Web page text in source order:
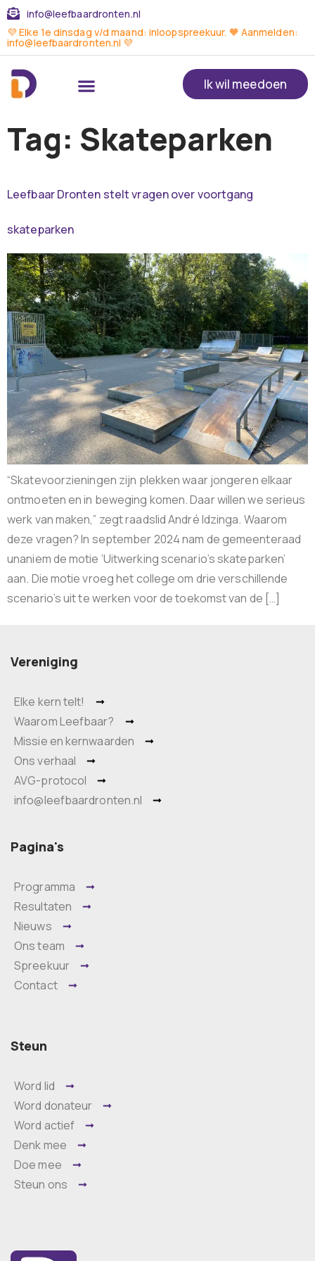
info@leefbaardronten.nl
💜 Elke 1e dinsdag v/d maand: inloopspreekuur. 🧡 Aanmelden:
info@leefbaardronten.nl 💜
Ik wil meedoen
Tag: Skateparken
Leefbaar Dronten stelt vragen over voortgang
skateparken
“Skatevoorzieningen zijn plekken waar jongeren elkaar
ontmoeten en in beweging komen. Daar willen we serieus
werk van maken,” zegt raadslid André Idzinga. Waarom
deze vragen? In september 2024 nam de gemeenteraad
unaniem de motie ‘Uitwerking scenario’s skateparken’
aan. Die motie vroeg het college om drie verschillende
scenario’s uit te werken voor de toekomst van de […]
Vereniging
Elke kern telt!
Waarom Leefbaar?
Missie en kernwaarden
Ons verhaal
AVG-protocol
info@leefbaardronten.nl
Pagina's
Programma
Resultaten
Nieuws
Ons team
Spreekuur
Contact
Steun
Word lid
Word donateur
Word actief
Denk mee
Doe mee
Steun ons